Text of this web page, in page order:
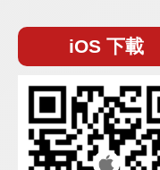
iOS 下載